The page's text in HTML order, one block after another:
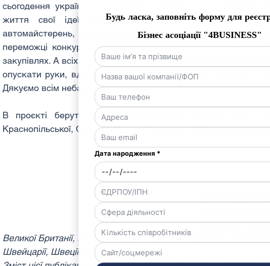
сьогодення українські підприємці думають про розвиток
життя свої ідеї. Вже проводяться тендери на
автомайстерень, електрообладнання,
переможці конкурсу отримали відповідні повідомлення та
закупівлях. А всіх, хто не потрапив до списку переможців
опускати руки, вдосконалювати свої заявки та подавати
Дякуємо всім небайдужим, хто допомагає сьогодні Україні
В проєкті беруть участь представники бізнесу п’яти
Краснопільської, Охтирської, Тростянецької, Лебединської та
Цей проєкт
Фонду
Україну», який
Великої Британії, Канади, Нідерландів, Сполучених Штатів
Швейцарії, Швеції та Естонії.